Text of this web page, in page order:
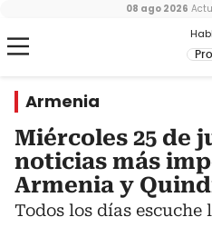
08 ago 2026
Armenia
Miércoles 25 de
noticias más
Armenia y
Todos los días